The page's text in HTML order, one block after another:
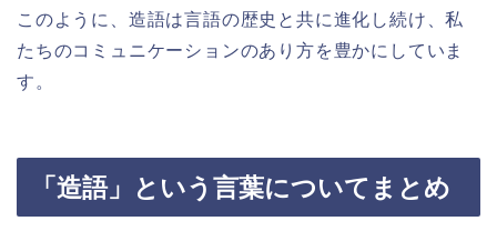
このように、造語は言語の歴史と共に進化し続け、私
たちのコミュニケーションのあり方を豊かにしていま
す。
「造語」という言葉についてまとめ